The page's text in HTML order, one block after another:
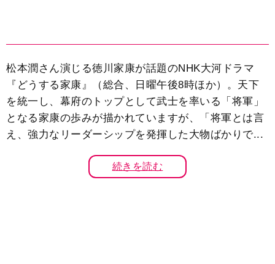
松本潤さん演じる徳川家康が話題のNHK大河ドラマ
『どうする家康』（総合、日曜午後8時ほか）。天下
を統一し、幕府のトップとして武士を率いる「将軍」
となる家康の歩みが描かれていますが、「将軍とは言
え、強力なリーダーシップを発揮した大物ばかりで...
続きを読む